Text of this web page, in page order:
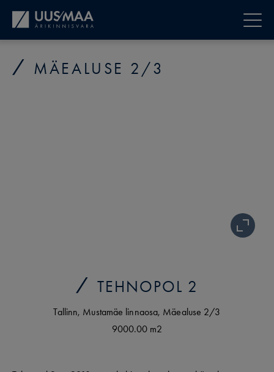
MÄEALUSE 2/3
TEHNOPOL 2
Tallinn, Mustamäe linnaosa, Mäealuse 2/3
9000.00 m2